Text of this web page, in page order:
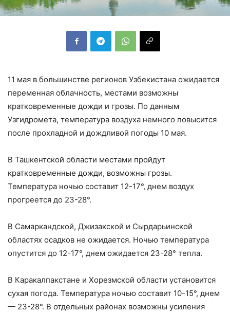
11 мая в большинстве регионов Узбекистана ожидается
переменная облачность, местами возможны
кратковременные дожди и грозы. По данным
Узгидромета, температура воздуха немного повысится
после прохладной и дождливой погоды 10 мая.
В Ташкентской области местами пройдут
кратковременные дожди, возможны грозы.
Температура ночью составит 12-17°, днем воздух
прогреется до 23-28°.
В Самаркандской, Джизакской и Сырдарьинской
областях осадков не ожидается. Ночью температура
опустится до 12-17°, днем ожидается 23-28° тепла.
В Каракалпакстане и Хорезмской области установится
сухая погода. Температура ночью составит 10-15°, днем
— 23-28°. В отдельных районах возможны усиления